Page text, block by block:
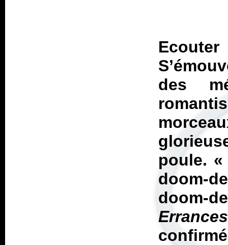
des
poule. «
doom-
doom-
Errances